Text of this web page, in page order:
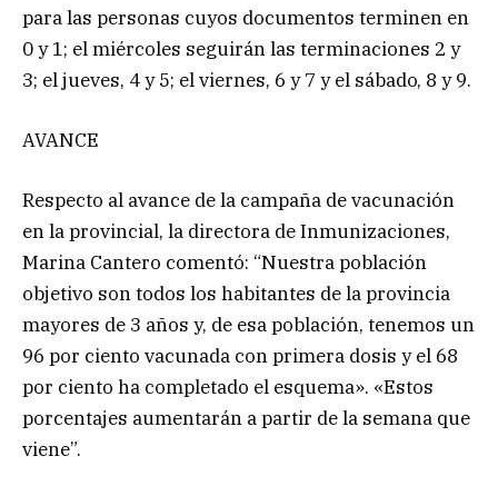
para las personas cuyos documentos terminen en
0 y 1; el miércoles seguirán las terminaciones 2 y
3; el jueves, 4 y 5; el viernes, 6 y 7 y el sábado, 8 y 9.
AVANCE
Respecto al avance de la campaña de vacunación
en la provincial, la directora de Inmunizaciones,
Marina Cantero comentó: “Nuestra población
objetivo son todos los habitantes de la provincia
mayores de 3 años y, de esa población, tenemos un
96 por ciento vacunada con primera dosis y el 68
por ciento ha completado el esquema». «Estos
porcentajes aumentarán a partir de la semana que
viene”.